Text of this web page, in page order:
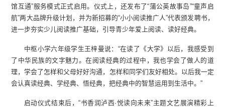
馆互通”服务模式正式启用。仪式上，还发布了“蒲公英故事岛”“童声启
航”两大品牌升级计划，并为新招募的“小小阅读推广人”代表颁发聘书，
进一步夯实少儿阅读推广基础，引导青少年爱上阅读、读好经典。
中枢小学六年级学生王梓曼说：“在读了《大学》以后，我感受到
了中华民族的文字魅力。在阅读经典的过程中，我也学会了做人的道
理，学会了怎样和父母好好沟通，怎样和同学们友好相处。以后我一定
会认真读经典、学经典、悟经典，把经典中的智慧运用到生活中。”
启动仪式结束后，“书香润泸西·悦读向未来”主题文艺展演精彩上